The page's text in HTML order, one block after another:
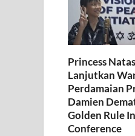
Princess
Lanjutkan
Perdamaian
Damien
Golden Rule
Conference